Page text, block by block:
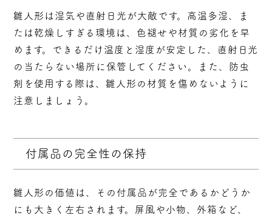
雛人形は湿気や直射日光が大敵です。高温多湿、ま
たは乾燥しすぎる環境は、色褪せや材質の劣化を早
めます。できるだけ温度と湿度が安定した、直射日光
の当たらない場所に保管してください。また、防虫
剤を使用する際は、雛人形の材質を傷めないように
注意しましょう。
付属品の完全性の保持
雛人形の価値は、その付属品が完全であるかどうか
にも大きく左右されます。屏風や小物、外箱など、